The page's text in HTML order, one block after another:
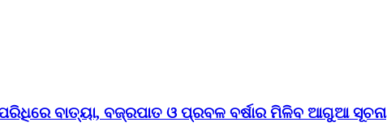
ବାତ୍ୟା, ବଜ୍ରପାତ ଓ ପ୍ରବଳ ବର୍ଷାର ମିଳିବ ଆଗୁଆ ସୂଚନା